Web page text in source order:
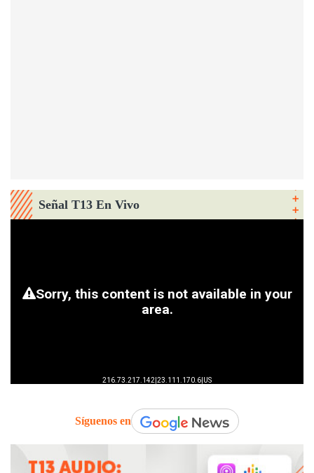
Señal T13 En Vivo
Síguenos en